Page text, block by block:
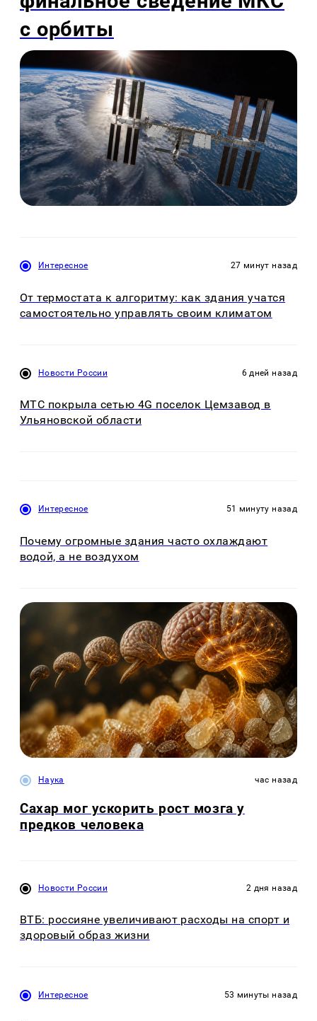
с орбиты
Интересное 27 минут назад
От термостата к алгоритму: как здания учатся
самостоятельно управлять своим климатом
Новости России 6 дней назад
МТС покрыла сетью 4G поселок Цемзавод в
Ульяновской области
Интересное 51 минуту назад
Почему огромные здания часто охлаждают
водой, а не воздухом
Наука час назад
Сахар мог ускорить рост мозга у
предков человека
Новости России 2 дня назад
ВТБ: россияне увеличивают расходы на спорт и
здоровый образ жизни
Интересное 53 минуты назад